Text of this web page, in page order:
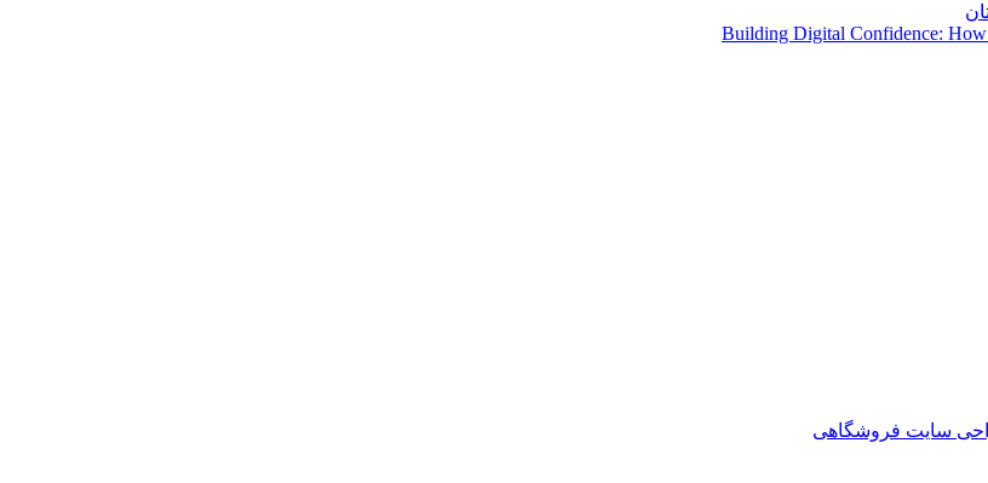
Building Digital Confidence: How
سایت فروشگاهی